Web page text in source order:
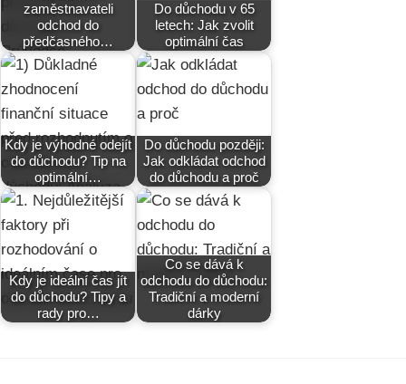
zaměstnavateli
odchod do
předčasného…
Do důchodu v 65
letech: Jak zvolit
optimální čas
Kdy je výhodné odejít
do důchodu? Tip na
optimální…
Do důchodu později:
Jak odkládat odchod
do důchodu a proč
Kdy je ideální čas jít
do důchodu? Tipy a
rady pro…
Co se dává k
odchodu do důchodu:
Tradiční a moderní
dárky